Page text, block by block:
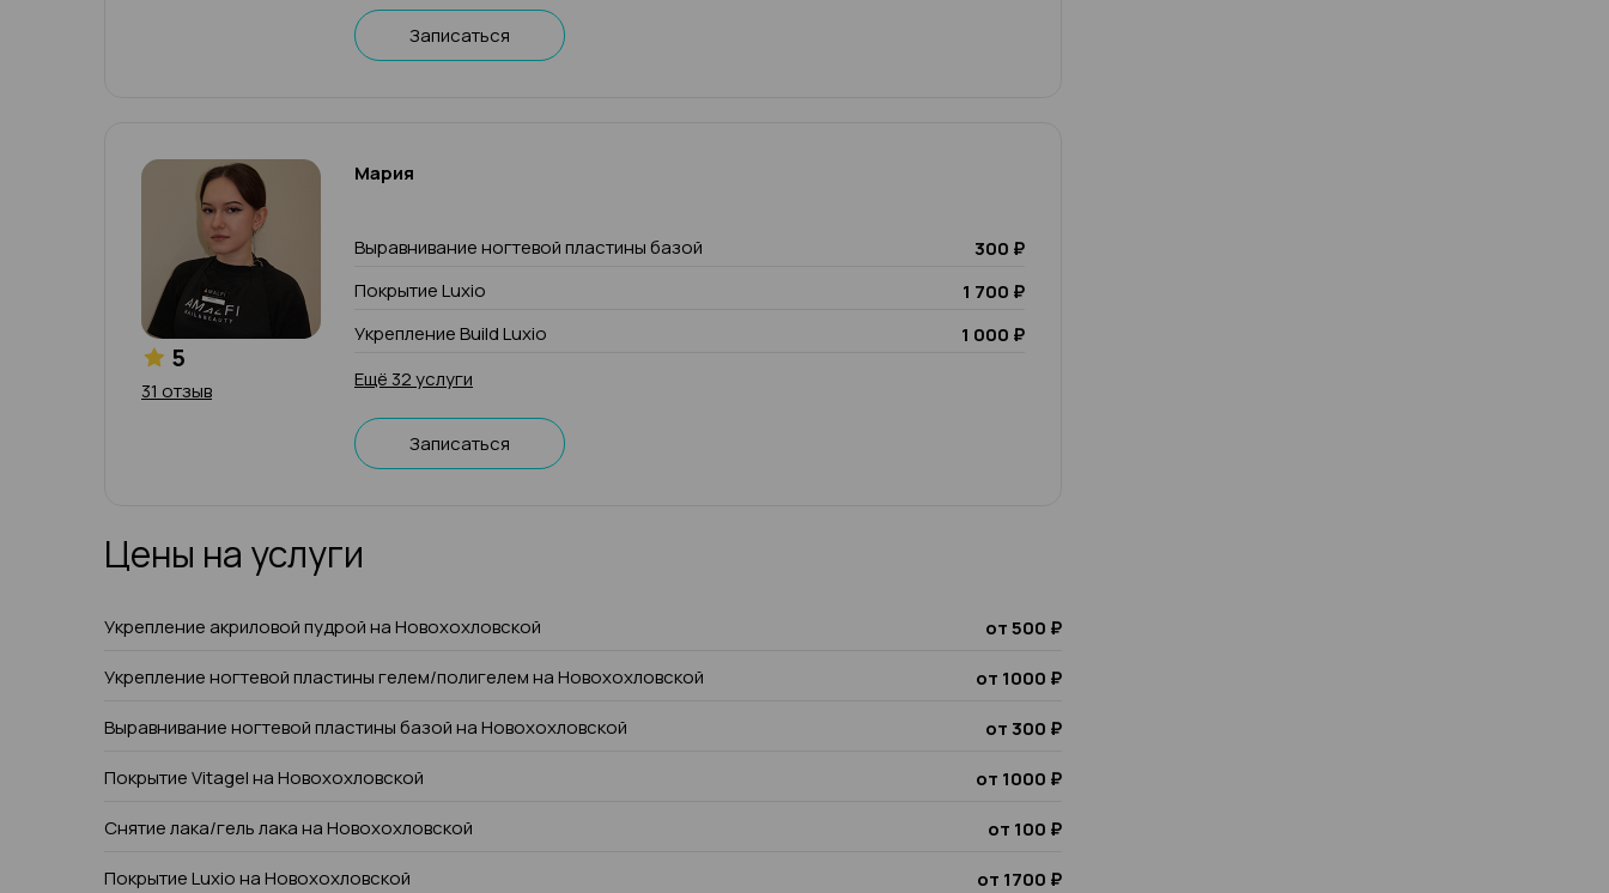
Записаться
5
31 отзыв
Мария
Выравнивание ногтевой пластины базой
300 ₽
Покрытие Luxio
1 700 ₽
Укрепление Build Luxio
1 000 ₽
Ещё 32 услуги
Записаться
Цены на услуги
Укрепление акриловой пудрой на Новохохловской
от 500 ₽
Укрепление ногтевой пластины гелем/полигелем на Новохохловской
от 1000 ₽
Выравнивание ногтевой пластины базой на Новохохловской
от 300 ₽
Покрытие Vitagel на Новохохловской
от 1000 ₽
Снятие лака/гель лака на Новохохловской
от 100 ₽
Покрытие Luxio на Новохохловской
от 1700 ₽